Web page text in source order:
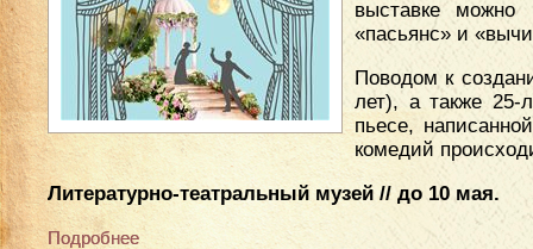
выставке можно
«пасьянс» и
Поводом к
лет), а также 25-
пьесе,
комедий
Литературно-театральный музей // до 10 мая.
Подробнее